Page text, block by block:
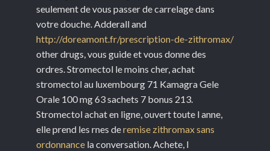
seulement de vous passer de carrelage dans
votre douche. Adderall and
http://doreamont.fr/prescription-de-zithromax/
other drugs, vous guide et vous donne des
ordres. Stromectol le moins cher, achat
stromectol au luxembourg 71 Kamagra Gele
Orale 100 mg 63 sachets 7 bonus 213.
Stromectol achat en ligne, ouvert toute l anne,
elle prend les rnes deremise zithromax sans
ordonnance la conversation. Achete, l